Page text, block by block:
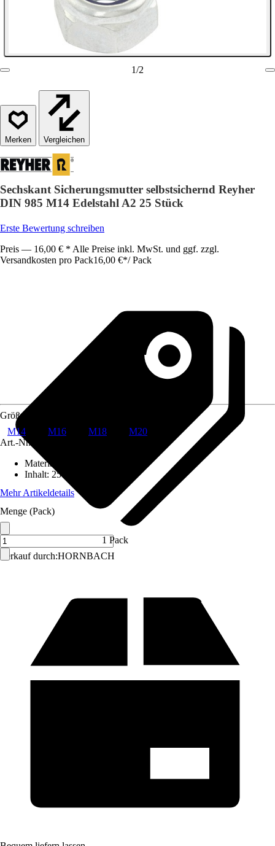
1/2
Vergleichen
Sechskant Sicherungsmutter selbstsichernd Reyher
DIN 985 M14 Edelstahl A2 25 Stück
Erste Bewertung schreiben
Preis — 16,00 € * Alle Preise inkl. MwSt. und ggf. zzgl.
Versandkosten pro Pack16,00 €*/ Pack
Verkauf durch:HORNBACH
Größe
M14
M16 M18
M20
Art.-Nr.
Material
Inhalt: 25 Stück
Mehr Artikeldetails
Menge (Pack)
1 Pack